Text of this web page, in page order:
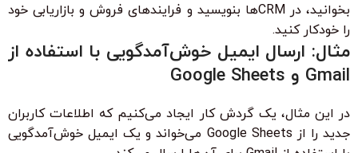
بخوانید، در CRMها بنویسید و فرایندهای فروش و بازاریابی خود
را خودکار کنید.
مثال: ارسال ایمیل خوش‌آمدگویی با استفاده از
Gmail و Google Sheets
در این مثال، یک گردش کار ایجاد می‌کنیم که اطلاعات کاربران
جدید را از Google Sheets می‌خواند و یک ایمیل خوش‌آمدگویی